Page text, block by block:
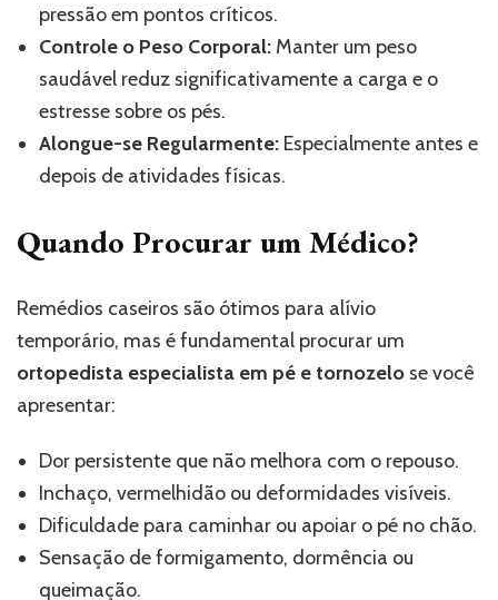
pressão em pontos críticos.
Controle o Peso Corporal: Manter um peso
saudável reduz significativamente a carga e o
estresse sobre os pés.
Alongue-se Regularmente: Especialmente antes e
depois de atividades físicas.
Quando Procurar um Médico?
Remédios caseiros são ótimos para alívio
temporário, mas é fundamental procurar um
ortopedista especialista em pé e tornozelo se você
apresentar:
Dor persistente que não melhora com o repouso.
Inchaço, vermelhidão ou deformidades visíveis.
Dificuldade para caminhar ou apoiar o pé no chão.
Sensação de formigamento, dormência ou
queimação.